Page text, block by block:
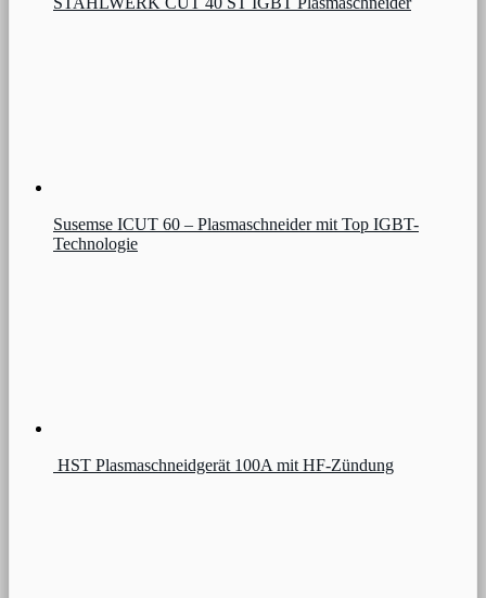
Susemse ICUT 60 – Plasmaschneider mit Top IGBT-
Technologie
HST Plasmaschneidgerät 100A mit HF-Zündung